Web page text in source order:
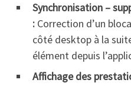
Synchronisation –
: Correction d’un
côté desktop à la
élément depuis
Affichage des